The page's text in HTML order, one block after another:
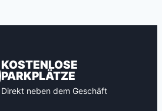
KOSTENLOSE
PARKPLÄTZE
Direkt neben dem Geschäft